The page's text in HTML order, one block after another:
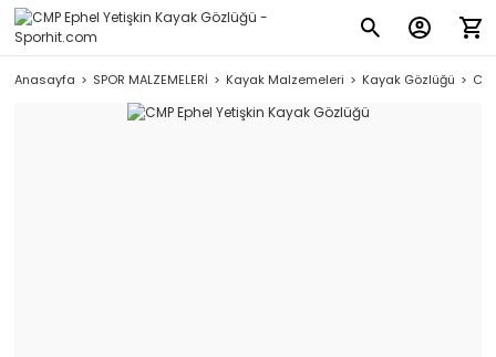
Anasayfa SPOR MALZEMELERİ Kayak Malzemeleri Kayak Gözlüğü